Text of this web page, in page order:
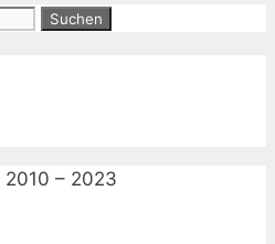
2010 – 2023